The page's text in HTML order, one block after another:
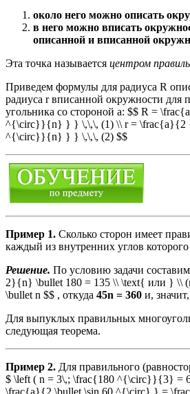
около него можно описать
в него можно вписать
описанной и вписанной
Эта точка называется центром
Приведем формулы для радиуса R
радиуса r вписанной окружности для
угольника со стороной а: $$ R =
^{\circ}}{n} } } \,\,\, (1) \\ r = \frac{a}{2
^{\circ}}{n} } } \,\,\, (2) $$
Пример 1. Сколько сторон имеет
каждый из внутренних углов которого
Решение. По условию задачи
2}{n} \bullet 180 = 135 \\ \text{ или } \\
\bullet n $$ , откуда 45n = 360 и, значит,
Для выпуклых правильных
следующая теорема.
Пример 2. Для правильного
$ \left ( n = 3\,; \frac{180 ^{\circ}}{3} =
\frac{a}{2 \bullet \sin 60 ^{\circ} } =